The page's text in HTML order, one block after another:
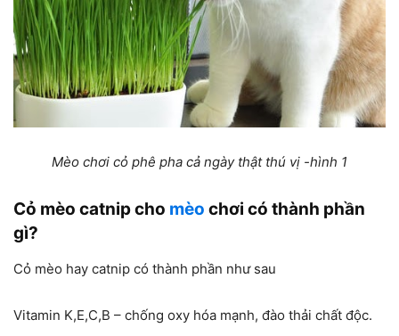
Mèo chơi cỏ phê pha cả ngày thật thú vị -hình 1
Cỏ mèo catnip cho mèo chơi có thành phần
gì?
Cỏ mèo hay catnip có thành phần như sau
Vitamin K,E,C,B – chống oxy hóa mạnh, đào thải chất độc.